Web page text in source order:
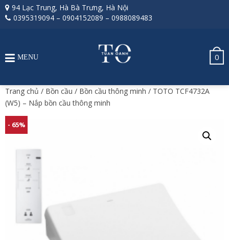
94 Lạc Trung, Hà Bà Trưng, Hà Nội
0395319094 – 0904152089 – 0988089483
0
MENU
Trang chủ / Bồn cầu / Bồn cầu thông minh / TOTO TCF4732A
(W5) – Nắp bồn cầu thông minh
- 65%